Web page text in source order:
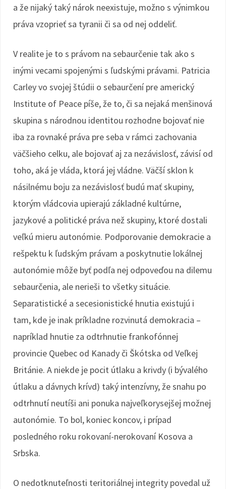
a že nijaký taký nárok neexistuje, možno s výnimkou
práva vzoprieť sa tyranii či sa od nej oddeliť.
V realite je to s právom na sebaurčenie tak ako s
inými vecami spojenými s ľudskými právami. Patricia
Carley vo svojej štúdii o sebaurčení pre americký
Institute of Peace píše, že to, či sa nejaká menšinová
skupina s národnou identitou rozhodne bojovať nie
iba za rovnaké práva pre seba v rámci zachovania
väčšieho celku, ale bojovať aj za nezávislosť, závisí od
toho, aká je vláda, ktorá jej vládne. Väčší sklon k
násilnému boju za nezávislosť budú mať skupiny,
ktorým vládcovia upierajú základné kultúrne,
jazykové a politické práva než skupiny, ktoré dostali
veľkú mieru autonómie. Podporovanie demokracie a
rešpektu k ľudským právam a poskytnutie lokálnej
autonómie môže byť podľa nej odpoveďou na dilemu
sebaurčenia, ale nerieši to všetky situácie.
Separatistické a secesionistické hnutia existujú i
tam, kde je inak príkladne rozvinutá demokracia –
napríklad hnutie za odtrhnutie frankofónnej
provincie Quebec od Kanady či Škótska od Veľkej
Británie. A niekde je pocit útlaku a krivdy (i bývalého
útlaku a dávnych krívd) taký intenzívny, že snahu po
odtrhnutí neutíši ani ponuka najveľkorysejšej možnej
autonómie. To bol, koniec koncov, i prípad
posledného roku rokovaní-nerokovaní Kosova a
Srbska.
O nedotknuteľnosti teritoriálnej integrity povedal už